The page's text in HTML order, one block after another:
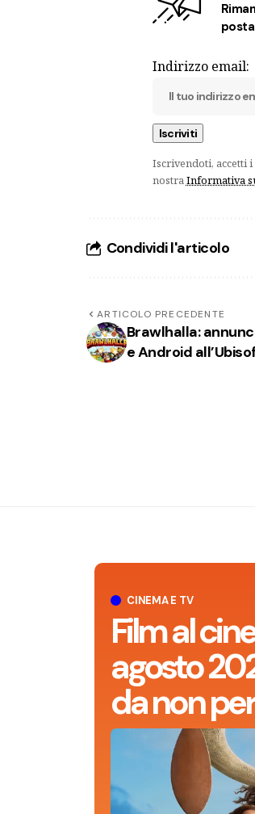
Indirizzo email:
Iscrivendoti, accetti
nostraInformativa
Condividi l'articolo
ARTICOLO PRECEDENTE
Brawlhalla:
e Android
CINEMA E TV
Film al
agosto
da non